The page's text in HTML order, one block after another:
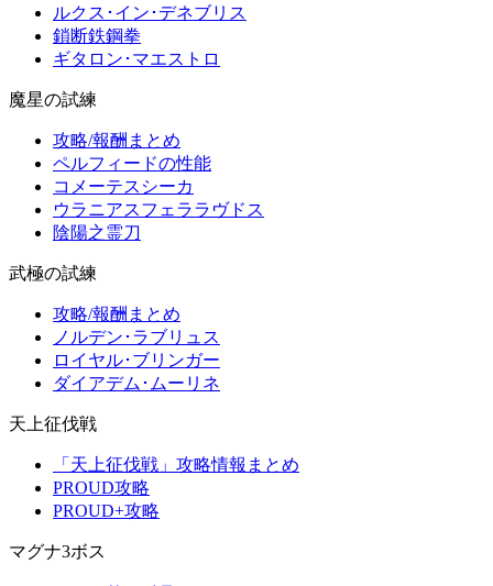
ルクス･イン･デネブリス
鎖断鉄鋼拳
ギタロン･マエストロ
魔星の試練
攻略/報酬まとめ
ペルフィードの性能
コメーテスシーカ
ウラニアスフェララヴドス
陰陽之霊刀
武極の試練
攻略/報酬まとめ
ノルデン･ラブリュス
ロイヤル･ブリンガー
ダイアデム･ムーリネ
天上征伐戦
「天上征伐戦」攻略情報まとめ
PROUD攻略
PROUD+攻略
マグナ3ボス